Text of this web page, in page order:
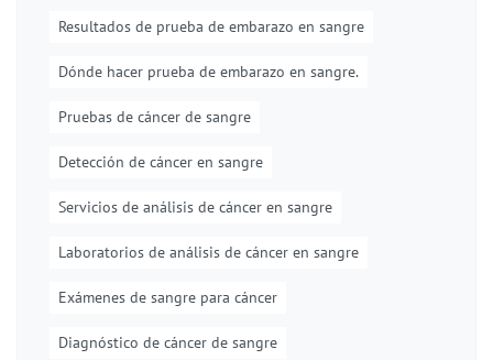
Resultados de prueba de embarazo en sangre
Dónde hacer prueba de embarazo en sangre.
Pruebas de cáncer de sangre
Detección de cáncer en sangre
Servicios de análisis de cáncer en sangre
Laboratorios de análisis de cáncer en sangre
Exámenes de sangre para cáncer
Diagnóstico de cáncer de sangre